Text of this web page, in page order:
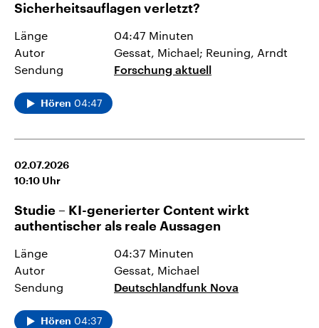
Sicherheitsauflagen verletzt?
Länge
04:47 Minuten
Autor
Gessat, Michael; Reuning, Arndt
Sendung
Forschung aktuell
Hören 04:47
02.07.2026
10:10 Uhr
Studie – KI-generierter Content wirkt
authentischer als reale Aussagen
Länge
04:37 Minuten
Autor
Gessat, Michael
Sendung
Deutschlandfunk Nova
Hören 04:37